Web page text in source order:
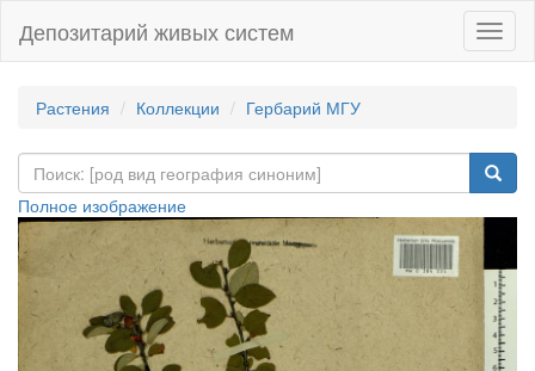
Депозитарий живых систем
Растения Коллекции Гербарий МГУ
Полное изображение